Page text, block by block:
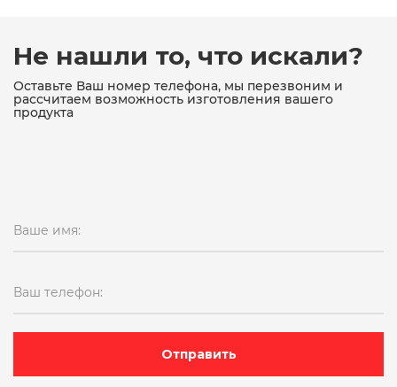
Не нашли то, что искали?
Оставьте Ваш номер телефона, мы перезвоним и
рассчитаем возможность изготовления вашего
продукта
Ваше имя:
Ваш телефон:
Отправить